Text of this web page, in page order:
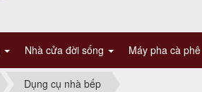
Nhà cửa đời sống Máy pha cà phê
Dụng cụ nhà bếp